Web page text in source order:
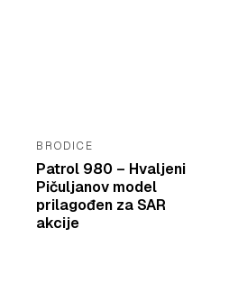
BRODICE
Patrol 980 – Hvaljeni
Pičuljanov model
prilagođen za SAR
akcije